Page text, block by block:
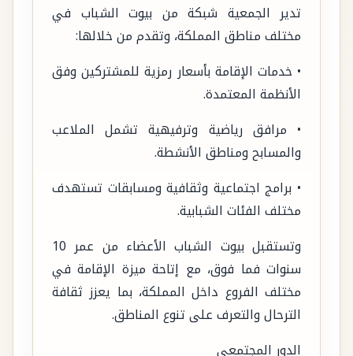
تدير الجمعية شبكة من بيوت الشباب في
مختلف مناطق المملكة، وتقدم من خلالها:
• خدمات الإقامة بأسعار رمزية للمشتركين وفق
الأنظمة المعتمدة.
• مرافق رياضية وترفيهية تشمل الملاعب
والمسابح ومناطق الأنشطة.
• برامج اجتماعية وثقافية ومسابقات تستهدف
مختلف الفئات الشبابية.
وتستقبل بيوت الشباب الأعضاء من عمر 10
سنوات فما فوق، مع إتاحة ميزة الإقامة في
مختلف الفروع داخل المملكة، بما يعزز ثقافة
الترحال والتعرف على تنوع المناطق.
الدور المجتمعي